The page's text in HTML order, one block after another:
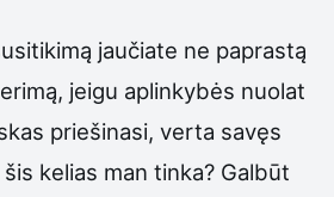
jaučiate ne paprastą
jeigu aplinkybės nuolat
priešinasi, verta savęs
kelias man tinka? Galbūt